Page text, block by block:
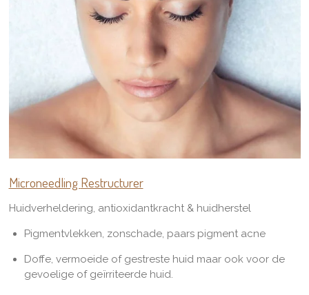
Microneedling Restructurer
Huidverheldering, antioxidantkracht & huidherstel
Pigmentvlekken, zonschade, paars pigment acne
Doffe, vermoeide of gestreste huid maar ook voor de
gevoelige of geïrriteerde huid.